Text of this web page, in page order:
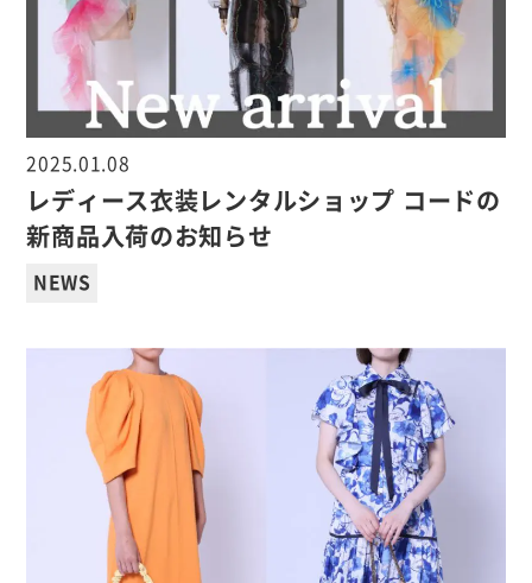
2025.01.08
レディース衣装レンタルショップ コードの
新商品入荷のお知らせ
NEWS